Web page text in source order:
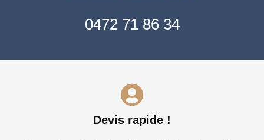
0472 71 86 34
Devis rapide !